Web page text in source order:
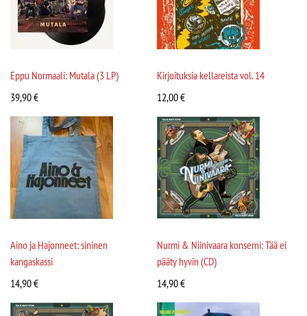
Eppu Normaali: Mutala (3 LP)
39,90€
Kirjoituksia kellareista vol. 14
12,00€
Aino ja Hajonneet: sininen
kangaskassi
14,90€
Nurmi & Niinivaara konserni: Tää ei
pääty hyvin (CD)
14,90€